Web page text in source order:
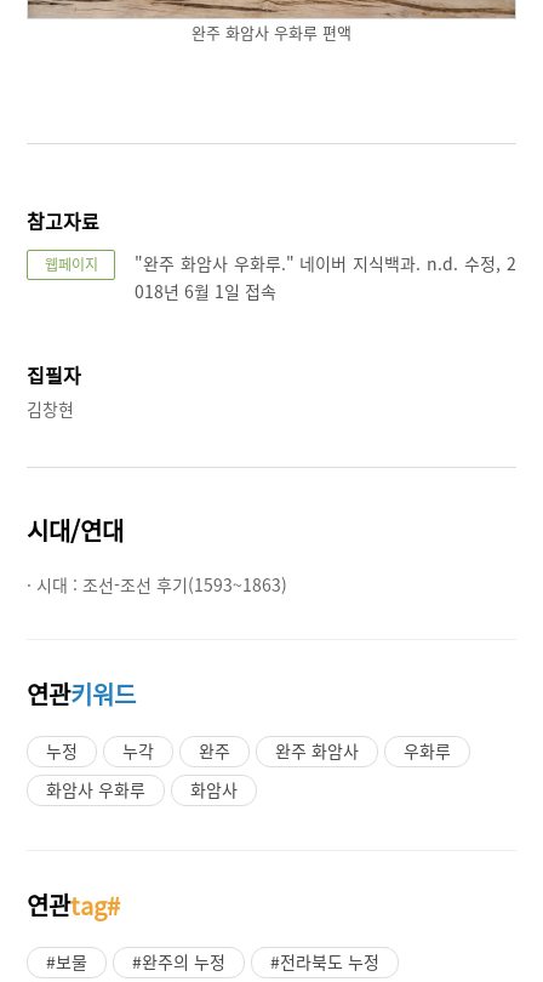
완주 화암사 우화루 편액
참고자료
웹페이지
"완주 화암사 우화루." 네이버 지식백과. n.d. 수정, 2
018년 6월 1일 접속
집필자
김창현
시대/연대
· 시대 : 조선-조선 후기(1593~1863)
연관키워드
누정 누각 완주 완주 화암사
우화루
화암사 우화루
화암사
연관tag#
#보물 #완주의 누정
#전라북도 누정